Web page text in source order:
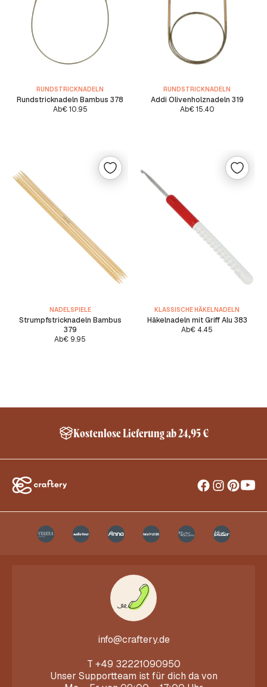
RUNDSTRICKNADELN
Rundstricknadeln Bambus 378
Ab€10.95
RUNDSTRICKNADELN
Addi Olivenholznadeln 319
Ab€15.40
NADELSPIELE
Strumpfstricknadeln Bambus
379
Ab€ 9.95
KLASSISCHE HÄKELNADELN
Häkelnadeln mit Griff Alu 383
Ab€ 4.45
Kostenlose Lieferung ab 24,95 €
info@craftery.de
T +49 32221090950
Unser Supportteam ist für dich da von